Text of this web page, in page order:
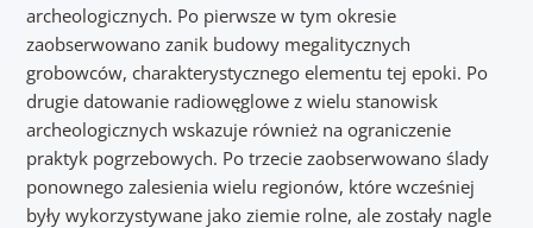
archeologicznych. Po pierwsze w tym okresie
zaobserwowano zanik budowy megalitycznych
grobowców, charakterystycznego elementu tej epoki. Po
drugie datowanie radiowęglowe z wielu stanowisk
archeologicznych wskazuje również na ograniczenie
praktyk pogrzebowych. Po trzecie zaobserwowano ślady
ponownego zalesienia wielu regionów, które wcześniej
były wykorzystywane jako ziemie rolne, ale zostały nagle